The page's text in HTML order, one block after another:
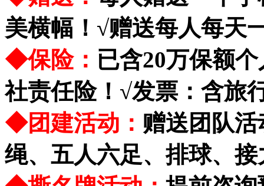
美横幅！√赠送每人每天
◆保险： 已含20万保额
社责任险！√发票：含旅
◆团建活动： 赠送团队
绳、五人六足、排球、